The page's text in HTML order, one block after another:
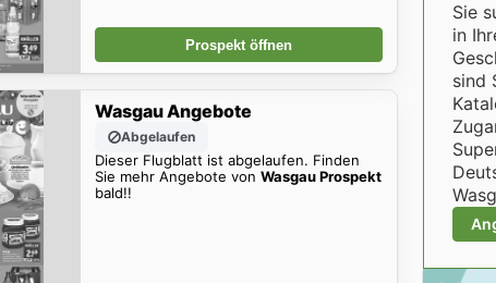
Prospekt öffnen
Wasgau Angebote
Abgelaufen
Dieser Flugblatt ist abgelaufen. Finden
Sie mehr Angebote vonWasgau Prospekt
bald!!
Sie
in
sind